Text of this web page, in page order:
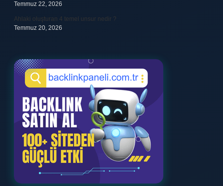
Temmuz 22, 2026
Ahlaki oluşturan 4 temel unsur nedir ?
Temmuz 20, 2026